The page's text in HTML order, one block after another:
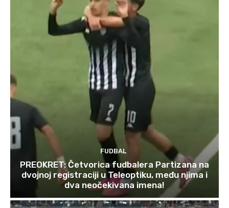
FUDBAL
PREOKRET: Četvorica fudbalera Partizana na
dvojnoj registraciji u Teleoptiku, među njima i
dva neočekivana imena!